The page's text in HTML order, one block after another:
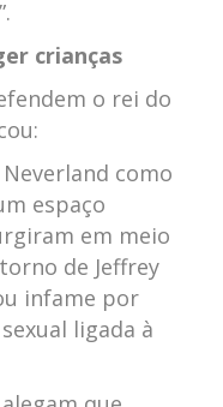
crianças
o rei do
Neverland como
espaço
em meio
de Jeffrey
infame por
ligada à